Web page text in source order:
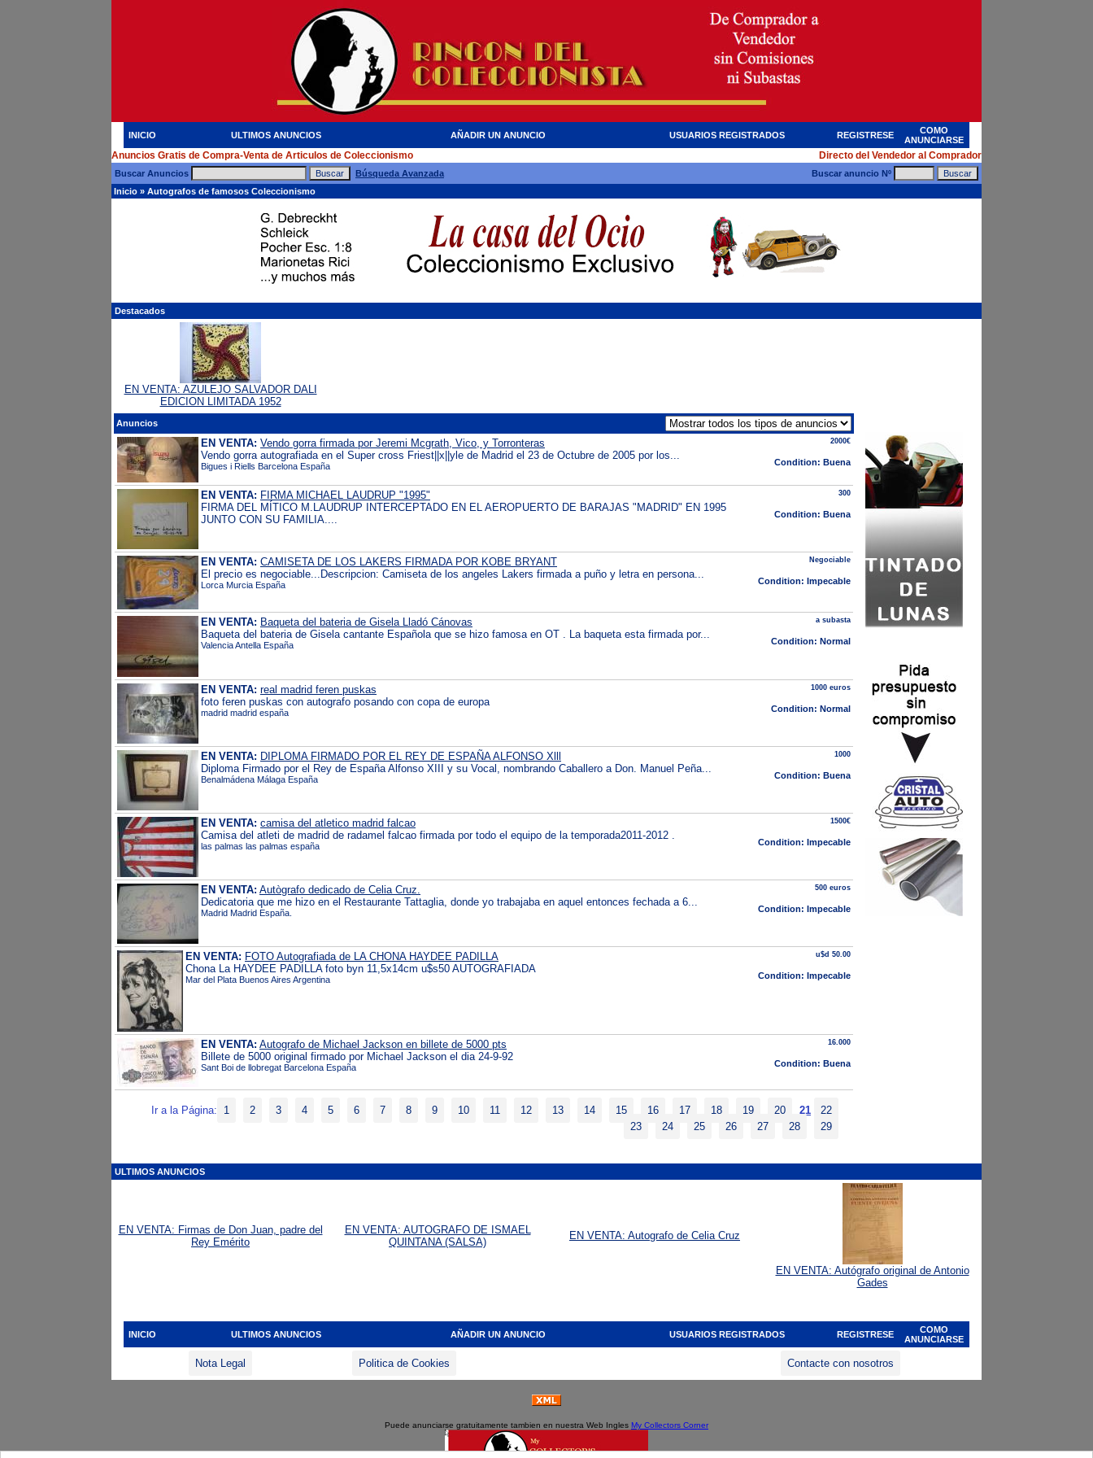
INICIO ULTIMOS ANUNCIOS AÑADIR UN ANUNCIO USUARIOS REGISTRADOS REGISTRESE
COMO
ANUNCIARSE
Anuncios Gratis de Compra-Venta de Articulos de Coleccionismo Directo del Vendedor al Comprador
Buscar Anuncios Búsqueda Avanzada
Buscar anuncio Nº
Inicio » Autografos de famosos Coleccionismo
Destacados
EN VENTA: AZULEJO SALVADOR DALI
EDICION LIMITADA 1952
Anuncios
EN VENTA: Vendo gorra firmada por Jeremi Mcgrath, Vico, y Torronteras
Vendo gorra autografiada en el Super cross Friest||x||yle de Madrid el 23 de Octubre de 2005 por los...
Bigues i Riells Barcelona España
2000€
Condition: Buena
EN VENTA: FIRMA MICHAEL LAUDRUP "1995"
FIRMA DEL MÍTICO M.LAUDRUP INTERCEPTADO EN EL AEROPUERTO DE BARAJAS "MADRID" EN 1995
JUNTO CON SU FAMILIA....
300
Condition: Buena
EN VENTA: CAMISETA DE LOS LAKERS FIRMADA POR KOBE BRYANT
El precio es negociable...Descripcion: Camiseta de los angeles Lakers firmada a puño y letra en persona...
Lorca Murcia España
Negociable
Condition: Impecable
EN VENTA: Baqueta del bateria de Gisela Lladó Cánovas
Baqueta del bateria de Gisela cantante Española que se hizo famosa en OT . La baqueta esta firmada por...
Valencia Antella España
a subasta
Condition: Normal
EN VENTA: real madrid feren puskas
foto feren puskas con autografo posando con copa de europa
madrid madrid españa
1000 euros
Condition: Normal
EN VENTA: DIPLOMA FIRMADO POR EL REY DE ESPAÑA ALFONSO Xlll
Diploma Firmado por el Rey de España Alfonso XIII y su Vocal, nombrando Caballero a Don. Manuel Peña...
Benalmádena Málaga España
1000
Condition: Buena
EN VENTA: camisa del atletico madrid falcao
Camisa del atleti de madrid de radamel falcao firmada por todo el equipo de la temporada2011-2012 .
las palmas las palmas españa
1500€
Condition: Impecable
EN VENTA: Autògrafo dedicado de Celia Cruz.
Dedicatoria que me hizo en el Restaurante Tattaglia, donde yo trabajaba en aquel entonces fechada a 6...
Madrid Madrid España.
500 euros
Condition: Impecable
EN VENTA: FOTO Autografiada de LA CHONA HAYDEE PADILLA
Chona La HAYDEE PADILLA foto byn 11,5x14cm u$s50 AUTOGRAFIADA
Mar del Plata Buenos Aires Argentina
u$d 50.00
Condition: Impecable
EN VENTA: Autografo de Michael Jackson en billete de 5000 pts
Billete de 5000 original firmado por Michael Jackson el dia 24-9-92
Sant Boi de llobregat Barcelona España
16.000
Condition: Buena
Ir a la Página: 1 2 3 4 5 6 7 8 9 10 11 12 13 14 15 16 17 18 19 20 21
22
23
24 25 26 27 28 29
ULTIMOS ANUNCIOS
EN VENTA: Firmas de Don Juan, padre del
Rey Emérito
EN VENTA: AUTOGRAFO DE ISMAEL
QUINTANA (SALSA)
EN VENTA: Autografo de Celia Cruz
EN VENTA: Autógrafo original de Antonio
Gades
INICIO ULTIMOS ANUNCIOS AÑADIR UN ANUNCIO USUARIOS REGISTRADOS REGISTRESE
COMO
ANUNCIARSE
Nota Legal Politica de Cookies Contacte con nosotros
Puede anunciarse gratuitamente tambien en nuestra Web Ingles My Collectors Corner